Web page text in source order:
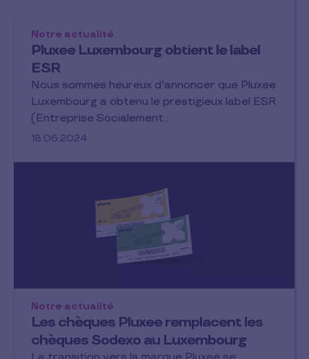
Pluxee Luxembourg obtient le label
ESR
Notre actualité
Nous sommes heureux d'annoncer que Pluxee
Luxembourg a obtenu le prestigieux label ESR
(Entreprise Socialement…
18.06.2024
Les chèques Pluxee remplacent les
chèques Sodexo au Luxembourg
Notre actualité